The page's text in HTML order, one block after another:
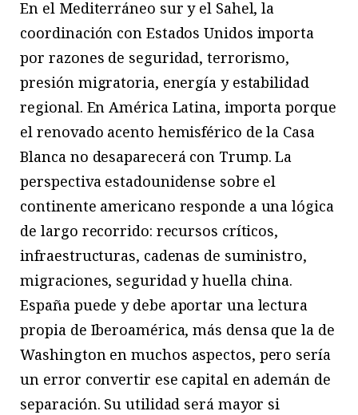
En el Mediterráneo sur y el Sahel, la
coordinación con Estados Unidos importa
por razones de seguridad, terrorismo,
presión migratoria, energía y estabilidad
regional. En América Latina, importa porque
el renovado acento hemisférico de la Casa
Blanca no desaparecerá con Trump. La
perspectiva estadounidense sobre el
continente americano responde a una lógica
de largo recorrido: recursos críticos,
infraestructuras, cadenas de suministro,
migraciones, seguridad y huella china.
España puede y debe aportar una lectura
propia de Iberoamérica, más densa que la de
Washington en muchos aspectos, pero sería
un error convertir ese capital en ademán de
separación. Su utilidad será mayor si